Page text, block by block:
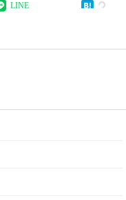
LINE